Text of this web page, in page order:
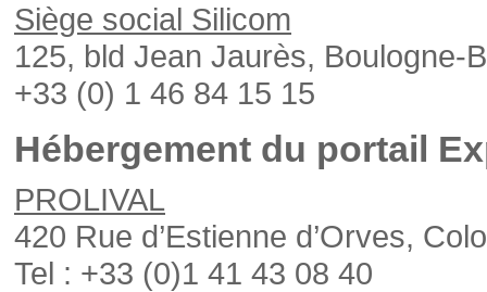
Siège social Silicom
125, bld Jean Jaurès, Boulogne-
+33 (0) 1 46 84 15 15
Hébergement du portail
PROLIVAL
420 Rue d’Estienne d’Orves,
Tel : +33 (0)1 41 43 08 40